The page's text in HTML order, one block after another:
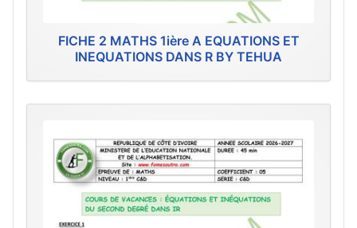
FICHE 2 MATHS 1ière A EQUATIONS ET
INEQUATIONS DANS R BY TEHUA